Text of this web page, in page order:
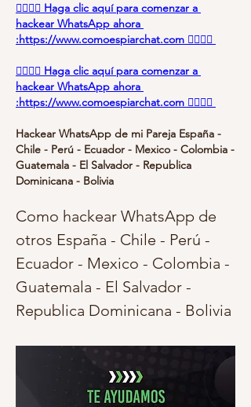
👉🏻👉🏻 Haga clic aquí para comenzar a
hackear WhatsApp ahora
:https://www.comoespiarchat.com 👈🏻👈🏻
👉🏻👉🏻 Haga clic aquí para comenzar a
hackear WhatsApp ahora
:https://www.comoespiarchat.com 👈🏻👈🏻
Hackear WhatsApp de mi Pareja España -
Chile - Perú - Ecuador - Mexico - Colombia -
Guatemala - El Salvador - Republica
Dominicana - Bolivia
Como hackear WhatsApp de
otros España - Chile - Perú -
Ecuador - Mexico - Colombia -
Guatemala - El Salvador -
Republica Dominicana - Bolivia